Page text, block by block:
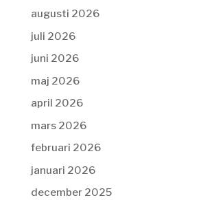
augusti 2026
juli 2026
juni 2026
maj 2026
april 2026
mars 2026
februari 2026
januari 2026
december 2025